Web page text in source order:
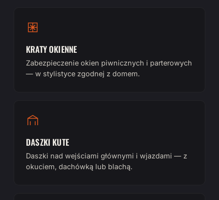
KRATY OKIENNE
Zabezpieczenie okien piwnicznych i parterowych
— w stylistyce zgodnej z domem.
DASZKI KUTE
Daszki nad wejściami głównymi i wjazdami — z
okuciem, dachówką lub blachą.